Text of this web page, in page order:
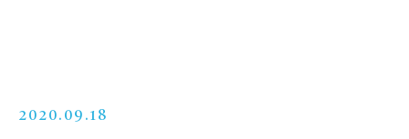
2020.09.18